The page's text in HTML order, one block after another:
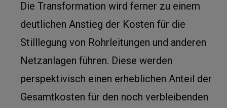
Die Transformation wird ferner zu einem
deutlichen Anstieg der Kosten für die
Stilllegung von Rohrleitungen und anderen
Netzanlagen führen. Diese werden
perspektivisch einen erheblichen Anteil der
Gesamtkosten für den noch verbleibenden